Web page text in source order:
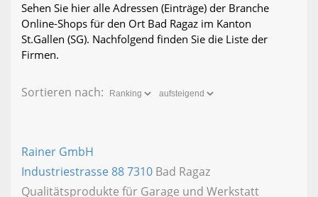
Sehen Sie hier alle Adressen (Einträge) der Branche
Online-Shops für den Ort Bad Ragaz im Kanton
St.Gallen (SG). Nachfolgend finden Sie die Liste der
Firmen.
Sortieren nach:
Rainer GmbH
Industriestrasse 887310 Bad Ragaz
Qualitätsprodukte für Garage und Werkstatt